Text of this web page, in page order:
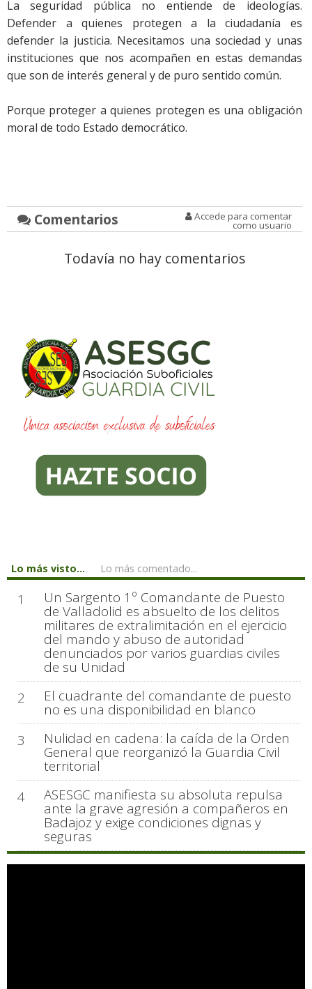
La seguridad pública no entiende de ideologías.
Defender a quienes protegen a la ciudadanía es
defender la justicia. Necesitamos una sociedad y unas
instituciones que nos acompañen en estas demandas
que son de interés general y de puro sentido común.
Porque proteger a quienes protegen es una obligación
moral de todo Estado democrático.
Comentarios Accede para comentar
como usuario
Todavía no hay comentarios
Lo más visto... Lo más comentado...
1 Un Sargento 1º Comandante de Puesto
de Valladolid es absuelto de los delitos
militares de extralimitación en el ejercicio
del mando y abuso de autoridad
denunciados por varios guardias civiles
de su Unidad
2
El cuadrante del comandante de puesto
no es una disponibilidad en blanco
3
Nulidad en cadena: la caída de la Orden
General que reorganizó la Guardia Civil
territorial
4
ASESGC manifiesta su absoluta repulsa
ante la grave agresión a compañeros en
Badajoz y exige condiciones dignas y
seguras